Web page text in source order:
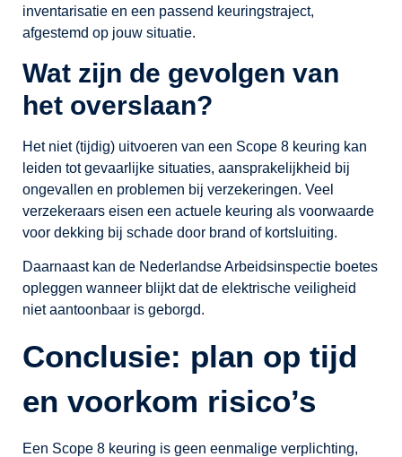
inventarisatie en een passend keuringstraject,
afgestemd op jouw situatie.
Wat zijn de gevolgen van
het overslaan?
Het niet (tijdig) uitvoeren van een Scope 8 keuring kan
leiden tot gevaarlijke situaties, aansprakelijkheid bij
ongevallen en problemen bij verzekeringen. Veel
verzekeraars eisen een actuele keuring als voorwaarde
voor dekking bij schade door brand of kortsluiting.
Daarnaast kan de Nederlandse Arbeidsinspectie boetes
opleggen wanneer blijkt dat de elektrische veiligheid
niet aantoonbaar is geborgd.
Conclusie: plan op tijd
en voorkom risico’s
Een Scope 8 keuring is geen eenmalige verplichting,